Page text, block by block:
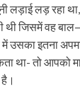
लड़ाई लड़ रहा
थी जिसमें वह
में उसका इतना
था- तो आपको